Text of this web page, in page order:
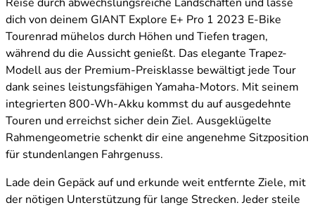
Reise durch abwechslungsreiche Landschaften und lasse
dich von deinem GIANT Explore E+ Pro 1 2023 E-Bike
Tourenrad mühelos durch Höhen und Tiefen tragen,
während du die Aussicht genießt. Das elegante Trapez-
Modell aus der Premium-Preisklasse bewältigt jede Tour
dank seines leistungsfähigen Yamaha-Motors. Mit seinem
integrierten 800-Wh-Akku kommst du auf ausgedehnte
Touren und erreichst sicher dein Ziel. Ausgeklügelte
Rahmengeometrie schenkt dir eine angenehme Sitzposition
für stundenlangen Fahrgenuss.
Lade dein Gepäck auf und erkunde weit entfernte Ziele, mit
der nötigen Unterstützung für lange Strecken. Jeder steile